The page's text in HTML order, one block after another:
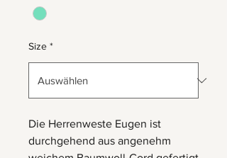
Size *
Die Herrenweste Eugen ist
durchgehend aus angenehm